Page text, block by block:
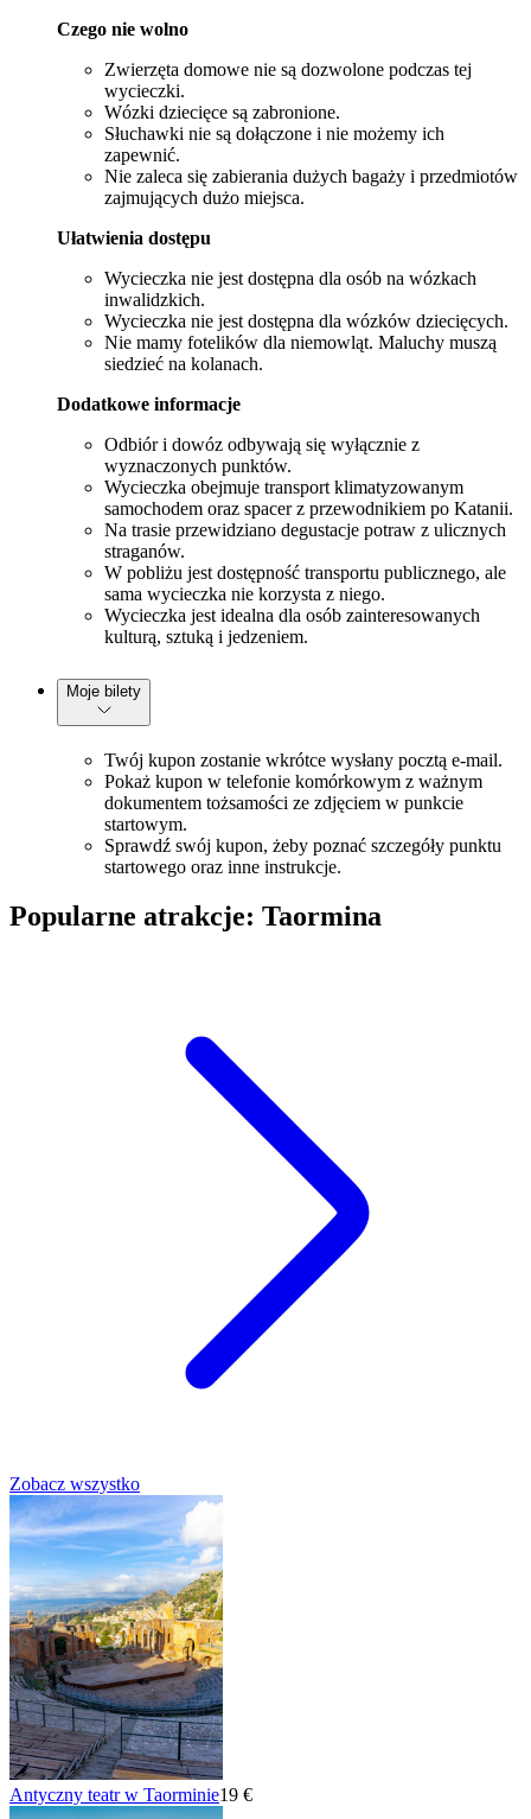
Czego nie wolno
Zwierzęta domowe nie są dozwolone podczas tej
wycieczki.
Wózki dziecięce są zabronione.
Słuchawki nie są dołączone i nie możemy ich
zapewnić.
Nie zaleca się zabierania dużych bagaży i przedmiotów
zajmujących dużo miejsca.
Ułatwienia dostępu
Wycieczka nie jest dostępna dla osób na wózkach
inwalidzkich.
Wycieczka nie jest dostępna dla wózków dziecięcych.
Nie mamy fotelików dla niemowląt. Maluchy muszą
siedzieć na kolanach.
Dodatkowe informacje
Odbiór i dowóz odbywają się wyłącznie z
wyznaczonych punktów.
Wycieczka obejmuje transport klimatyzowanym
samochodem oraz spacer z przewodnikiem po Katanii.
Na trasie przewidziano degustacje potraw z ulicznych
straganów.
W pobliżu jest dostępność transportu publicznego, ale
sama wycieczka nie korzysta z niego.
Wycieczka jest idealna dla osób zainteresowanych
kulturą, sztuką i jedzeniem.
Moje bilety
Twój kupon zostanie wkrótce wysłany pocztą e-mail.
Pokaż kupon w telefonie komórkowym z ważnym
dokumentem tożsamości ze zdjęciem w punkcie
startowym.
Sprawdź swój kupon, żeby poznać szczegóły punktu
startowego oraz inne instrukcje.
Popularne atrakcje: Taormina
Zobacz wszystko
Antyczny teatr w Taorminie19 €